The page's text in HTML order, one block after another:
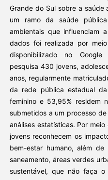
Grande do Sul sobre a saúde
um ramo da saúde
ambientais que influenciam
dados foi realizada por
disponibilizado no Google
pesquisa 430 jovens,
anos, regularmente
da rede pública estadual
feminino e 53,95% residem
submetidos a um processo
análises estatísticas. Por
jovens reconhecem os
bem-estar humano, além
saneamento, áreas verdes
sustentável, que não faça